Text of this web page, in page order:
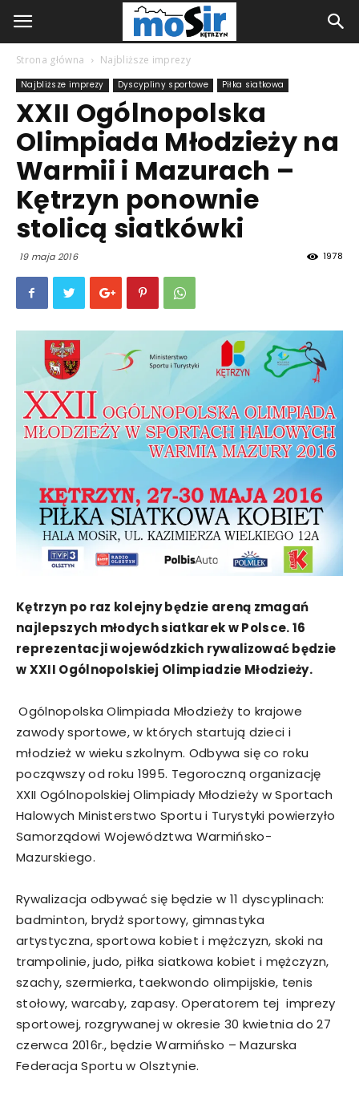
Strona główna Najbliższe imprezy
Najbliższe imprezy Dyscypliny sportowe Piłka siatkowa
XXII Ogólnopolska
Olimpiada Młodzieży na
Warmii i Mazurach –
Kętrzyn ponownie
stolicą siatkówki
19 maja 2016 1978
Kętrzyn po raz kolejny będzie areną zmagań
najlepszych młodych siatkarek w Polsce. 16
reprezentacji wojewódzkich rywalizować będzie
w XXII Ogólnopolskiej Olimpiadzie Młodzieży.
Ogólnopolska Olimpiada Młodzieży to krajowe
zawody sportowe, w których startują dzieci i
młodzież w wieku szkolnym. Odbywa się co roku
począwszy od roku 1995. Tegoroczną organizację
XXII Ogólnopolskiej Olimpiady Młodzieży w Sportach
Halowych Ministerstwo Sportu i Turystyki powierzyło
Samorządowi Województwa Warmińsko-
Mazurskiego.
Rywalizacja odbywać się będzie w 11 dyscyplinach:
badminton, brydż sportowy, gimnastyka
artystyczna, sportowa kobiet i mężczyzn, skoki na
trampolinie, judo, piłka siatkowa kobiet i mężczyzn,
szachy, szermierka, taekwondo olimpijskie, tenis
stołowy, warcaby, zapasy. Operatorem tej imprezy
sportowej, rozgrywanej w okresie 30 kwietnia do 27
czerwca 2016r., będzie Warmińsko – Mazurska
Federacja Sportu w Olsztynie.